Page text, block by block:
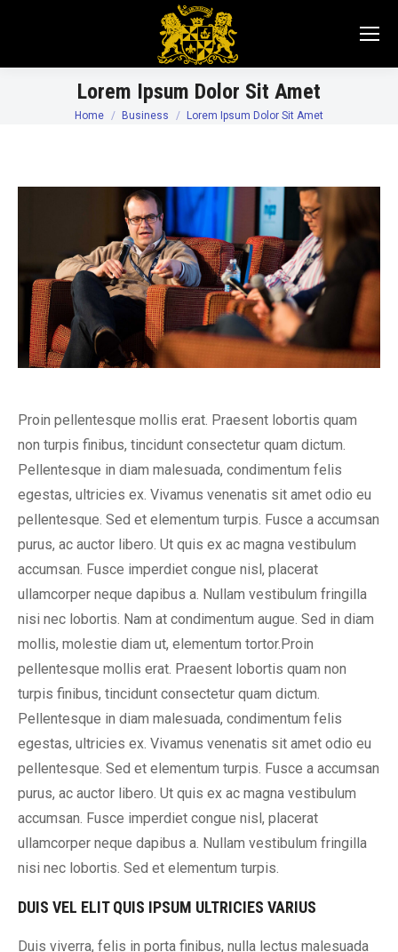
Lorem Ipsum Dolor Sit Amet
You are here:
Home Business Lorem Ipsum Dolor Sit Amet
Proin pellentesque mollis erat. Praesent lobortis quam
non turpis finibus, tincidunt consectetur quam dictum.
Pellentesque in diam malesuada, condimentum felis
egestas, ultricies ex. Vivamus venenatis sit amet odio eu
pellentesque. Sed et elementum turpis. Fusce a accumsan
purus, ac auctor libero. Ut quis ex ac magna vestibulum
accumsan. Fusce imperdiet congue nisl, placerat
ullamcorper neque dapibus a. Nullam vestibulum fringilla
nisi nec lobortis. Nam at condimentum augue. Sed in diam
mollis, molestie diam ut, elementum tortor.Proin
pellentesque mollis erat. Praesent lobortis quam non
turpis finibus, tincidunt consectetur quam dictum.
Pellentesque in diam malesuada, condimentum felis
egestas, ultricies ex. Vivamus venenatis sit amet odio eu
pellentesque. Sed et elementum turpis. Fusce a accumsan
purus, ac auctor libero. Ut quis ex ac magna vestibulum
accumsan. Fusce imperdiet congue nisl, placerat
ullamcorper neque dapibus a. Nullam vestibulum fringilla
nisi nec lobortis. Sed et elementum turpis.
DUIS VEL ELIT QUIS IPSUM ULTRICIES VARIUS
Duis viverra, felis in porta finibus, nulla lectus malesuada